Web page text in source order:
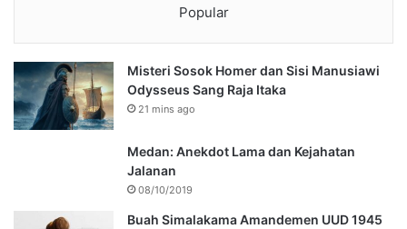
Popular
Misteri Sosok Homer dan Sisi Manusiawi
Odysseus Sang Raja Itaka
21 mins ago
Medan: Anekdot Lama dan Kejahatan
Jalanan
08/10/2019
Buah Simalakama Amandemen UUD 1945